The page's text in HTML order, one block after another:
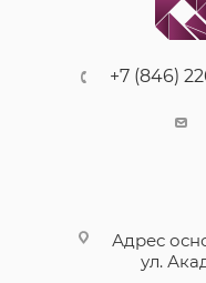
+7 (846)
Адрес
ул.